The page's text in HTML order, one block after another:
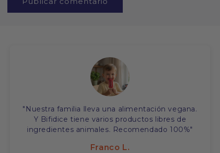
"Nuestra familia lleva una alimentación vegana.
Y Bifidice tiene varios productos libres de
ingredientes animales. Recomendado 100%"
Franco L.